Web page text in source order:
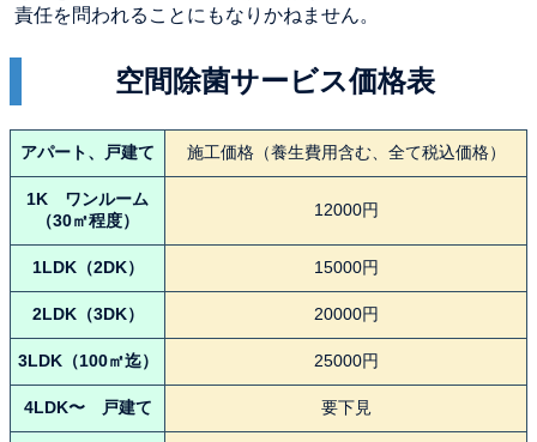
責任を問われることにもなりかねません。
空間除菌サービス価格表
アパート、戸建て 施工価格（養生費用含む、全て税込価格）
1K ワンルーム
（30㎡程度）
12000円
1LDK（2DK） 15000円
2LDK（3DK） 20000円
3LDK（100㎡迄） 25000円
4LDK〜 戸建て 要下見